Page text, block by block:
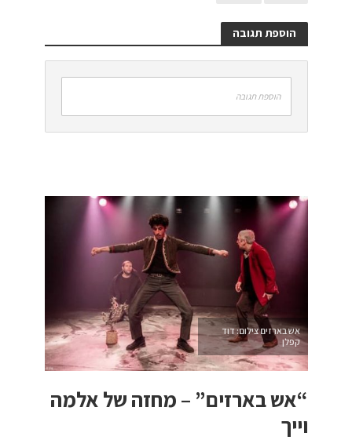
הוספת תגובה
הוספת תגובה
אש בארזים צילום: דוד
קפלן
“אש בארזים” – מחזה של אלמה
וייך